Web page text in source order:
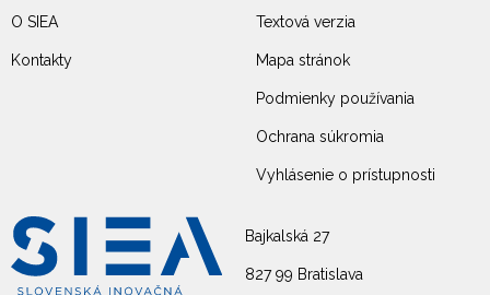
Bajkalská 27
827 99 Bratislava
O SIEA
Kontakty
Textová verzia
Mapa stránok
Podmienky používania
Ochrana súkromia
Vyhlásenie o prístupnosti